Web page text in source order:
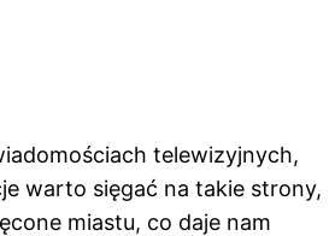
telewizyjnych,
warto sięgać na takie strony,
miastu, co daje nam